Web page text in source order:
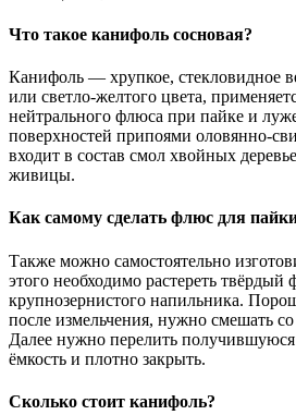
Что такое канифоль сосновая?
Канифоль — хрупкое, стекловидное
или светло-желтого цвета,
нейтрального флюса при пайке и
поверхностей припоями оловянно-
входит в состав смол хвойных
живицы.
Как самому сделать флюс для
Также можно самостоятельно
этого необходимо растереть
крупнозернистого напильника.
после измельчения, нужно смешать
Далее нужно перелить
ёмкость и плотно закрыть.
Сколько стоит канифоль?